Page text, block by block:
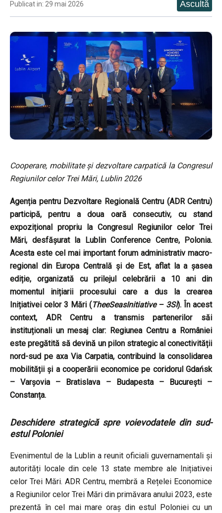
Publicat in: 29 mai 2026
Cooperare, mobilitate și dezvoltare carpatică la Congresul
Regiunilor celor Trei Mări, Lublin 2026
Agenția pentru Dezvoltare Regională Centru (ADR Centru)
participă, pentru a doua oară consecutiv, cu stand
expozițional propriu la Congresul Regiunilor celor Trei
Mări, desfășurat la Lublin Conference Centre, Polonia.
Acesta este cel mai important forum administrativ macro-
regional din Europa Centrală și de Est, aflat la a șasea
ediție, organizată cu prilejul celebrării a 10 ani din
momentul inițiarii procesului care a dus la crearea
Inițiativei celor 3 Mări (TheeSeasInitiative – 3SI). În acest
context, ADR Centru a transmis partenerilor săi
instituționali un mesaj clar: Regiunea Centru a României
este pregătită să devină un pilon strategic al conectivității
nord-sud pe axa Via Carpatia, contribuind la consolidarea
mobilității și a cooperării economice pe coridorul Gdańsk
– Varșovia – Bratislava – Budapesta – București –
Constanța.
Deschidere strategică spre voievodatele din sud-
estul Poloniei
Evenimentul de la Lublin a reunit oficiali guvernamentali și
autorități locale din cele 13 state membre ale Inițiativei
celor Trei Mări. ADR Centru, membră a Rețelei Economice
a Regiunilor celor Trei Mări din primăvara anului 2023, este
prezentă în cel mai mare oraș din estul Poloniei cu un